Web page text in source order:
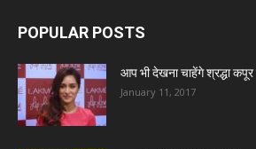
POPULAR POSTS
आप भी देखना चाहेंगे श्रद्धा
January 11, 2017